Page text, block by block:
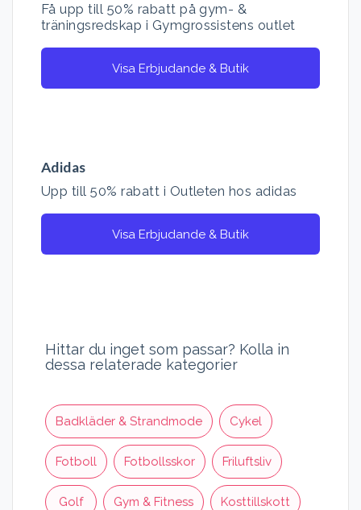
Få upp till 50% rabatt på gym- &
träningsredskap i Gymgrossistens outlet
Visa Erbjudande & Butik
Adidas
Upp till 50% rabatt i Outleten hos adidas
Visa Erbjudande & Butik
Hittar du inget som passar? Kolla in
dessa relaterade kategorier
Badkläder & Strandmode Cykel
Fotboll Fotbollsskor Friluftsliv
Golf Gym & Fitness Kosttillskott